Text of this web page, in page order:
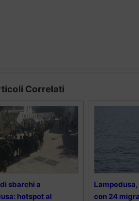
Correlati
sbarchi a
hotspot al
con 24